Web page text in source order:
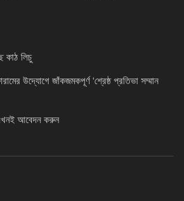
কাঠ লিচু
উদ্যোগে জাঁকজমকপূর্ণ ‘শ্রেষ্ঠ প্রতিভা সম্মান
এখনই আবেদন করুন